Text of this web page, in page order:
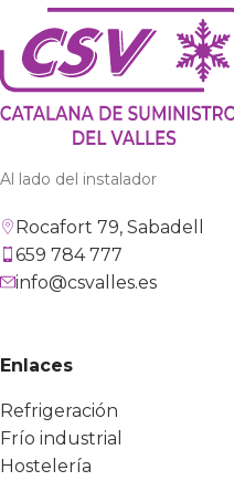
Al lado del instalador
Rocafort 79, Sabadell
659 784 777
info@csvalles.es
Enlaces
Refrigeración
Frío industrial
Hostelería